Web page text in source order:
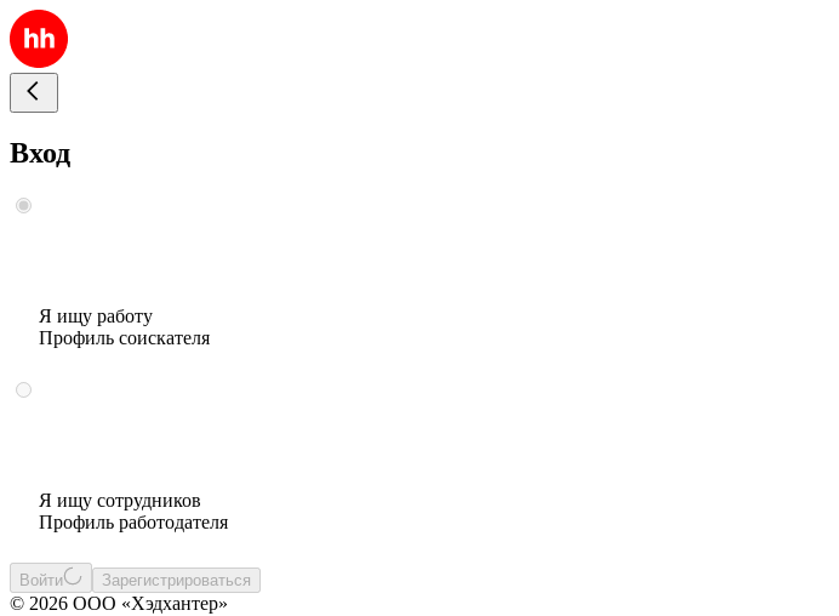
Вход
Я ищу работу
Профиль соискателя
Я ищу сотрудников
Профиль работодателя
Войти Зарегистрироваться
© 2026 ООО «Хэдхантер»